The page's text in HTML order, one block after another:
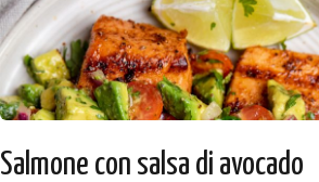
Salmone con salsa di avocado